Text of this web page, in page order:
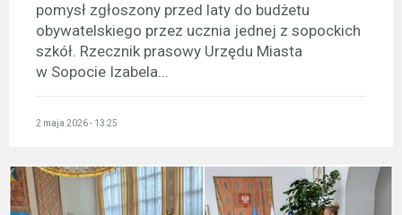
pomysł zgłoszony przed laty do budżetu
obywatelskiego przez ucznia jednej z sopockich
szkół. Rzecznik prasowy Urzędu Miasta
w Sopocie Izabela...
2 maja 2026 - 13:25